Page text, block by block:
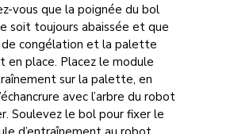
vous que la poignée du bol
soit toujours abaissée et que
congélation et la palette
en place. Placez le module
sur la palette, en
avec l’arbre du robot
Soulevez le bol pour fixer le